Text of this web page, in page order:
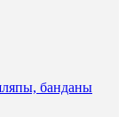
банданы